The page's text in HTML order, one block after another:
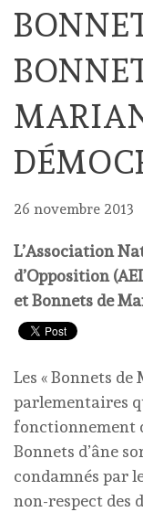
26 novembre 2013
L’Association
d’Opposition
et Bonnets de
Les « Bonnets
parlementaires
fonctionnement
Bonnets d’âne
condamnés par
non-respect des